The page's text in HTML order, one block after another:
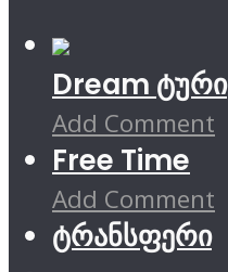
Dream ტური
Add Comment
Free Time
Add Comment
ტრანსფერი